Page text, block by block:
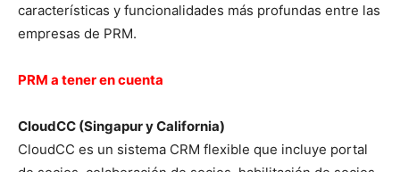
características y funcionalidades más profundas entre las
empresas de PRM.
PRM a tener en cuenta
CloudCC (Singapur y California)
CloudCC es un sistema CRM flexible que incluye portal